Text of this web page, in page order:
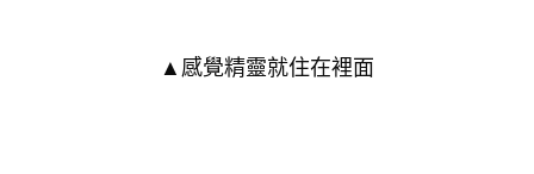
▲感覺精靈就住在裡面